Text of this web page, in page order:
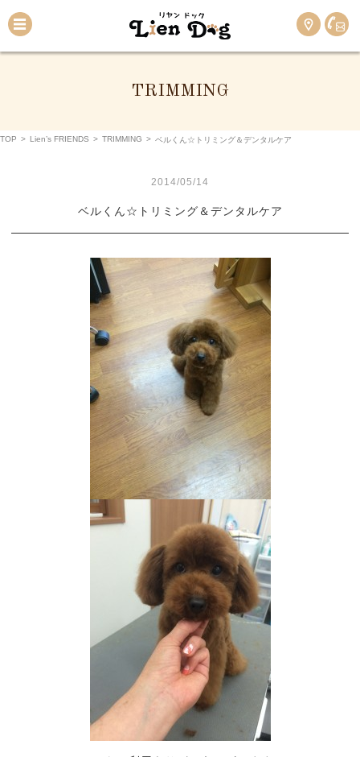
TRIMMING
TOP > Lien’s FRIENDS > TRIMMING > ベルくん☆トリミング＆デンタルケア
2014/05/14
ベルくん☆トリミング＆デンタルケア